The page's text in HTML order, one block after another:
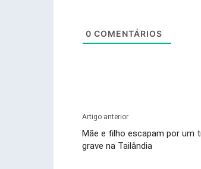
0 COMENTÁRIOS
Artigo anterior
Mãe e filho escapam por um
grave na Tailândia